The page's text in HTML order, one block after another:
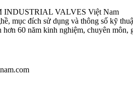
INDUSTRIAL VALVES Việt Nam
mục đích sử dụng và thông số kỹ
60 năm kinh nghiệm, chuyên môn,